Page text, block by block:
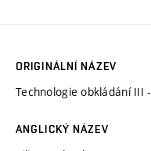
ORIGINÁLNÍ NÁZEV
Technologie obkládání III
ANGLICKÝ NÁZEV